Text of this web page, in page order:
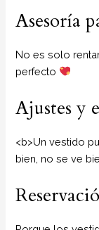
Asesoría
No es solo
perfecto
Ajustes y
<b>Un vestido
bien, no se ve